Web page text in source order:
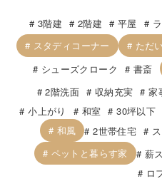
3階建 2階建 平屋
スタディコーナー
ただ
シューズクローク
書斎
2階洗面
収納充実 家
小上がり
和室 30坪以下
和風
2世帯住宅
ペットと暮らす家
薪
ロ